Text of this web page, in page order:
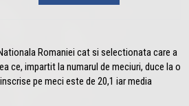
Romaniei cat si selectionata care a
ce, impartit la numarul de meciuri, duce la o
pe meci este de 20,1 iar media